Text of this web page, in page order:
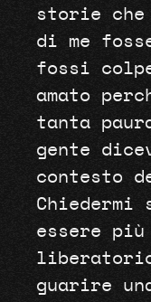
storie che
di me
fossi
amato
tanta
gente
contesto
Chiedermi
essere
guarire